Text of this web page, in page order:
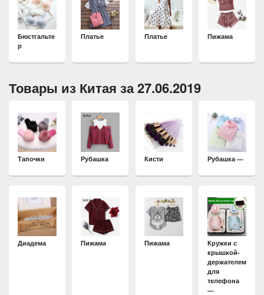
Бюстгальте
р
Платье Платье Пижама
Товары из Китая за 27.06.2019
Тапочки Рубашка Кисти Рубашка —
Диадема Пижама Пижама
Кружки с
крышкой-
держателем
для
телефона
—